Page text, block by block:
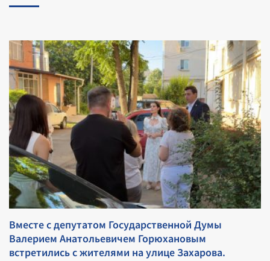
Вместе с депутатом Государственной Думы
Валерием Анатольевичем Горюхановым
встретились с жителями на улице Захарова.